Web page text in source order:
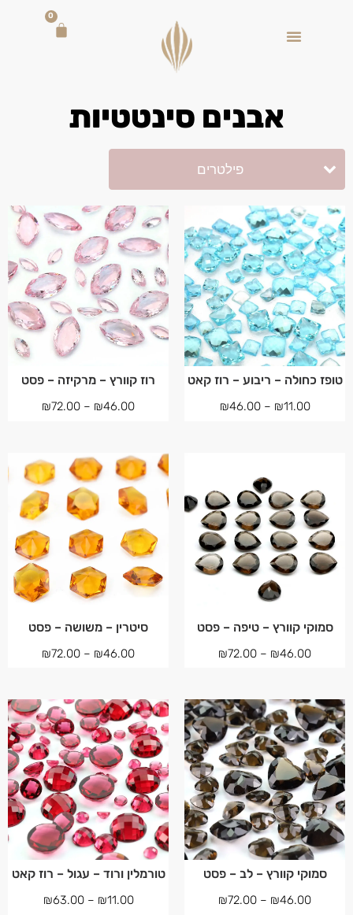
0
אבנים סינטטיות
פילטרים
טופז כחולה – ריבוע – רוז קאט
₪11.00
–
₪46.00
רוז קוורץ – מרקיזה – פסט
₪46.00
–
₪72.00
סמוקי קוורץ – טיפה – פסט
₪46.00
–
₪72.00
סיטרין – משושה – פסט
₪46.00
–
₪72.00
סמוקי קוורץ – לב – פסט
₪46.00
–
₪72.00
טורמלין ורוד – עגול – רוז קאט
₪11.00
–
₪63.00